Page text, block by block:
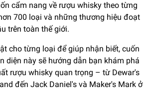
cẩm nang về rượu whisky theo từng
700 loại và những thương hiệu đoạt
trên toàn thế giới.
cho từng loại để giúp nhận biết, cuốn
diện này sẽ hướng dẫn bạn khám phá
rượu whisky quan trọng – từ Dewar's
đến Jack Daniel's và Maker's Mark ở